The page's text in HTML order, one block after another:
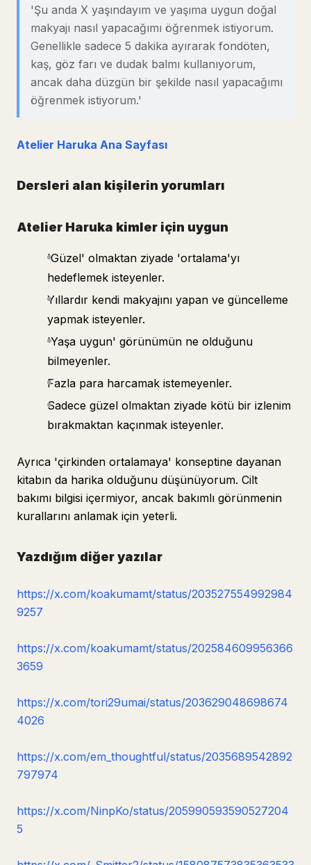
'Şu anda X yaşındayım ve yaşıma uygun doğal
makyajı nasıl yapacağımı öğrenmek istiyorum.
Genellikle sadece 5 dakika ayırarak fondöten,
kaş, göz farı ve dudak balmı kullanıyorum,
ancak daha düzgün bir şekilde nasıl yapacağımı
öğrenmek istiyorum.'
Atelier Haruka Ana Sayfası
Dersleri alan kişilerin yorumları
Atelier Haruka kimler için uygun
'Güzel' olmaktan ziyade 'ortalama'yı
hedeflemek isteyenler.
Yıllardır kendi makyajını yapan ve güncelleme
yapmak isteyenler.
'Yaşa uygun' görünümün ne olduğunu
bilmeyenler.
Fazla para harcamak istemeyenler.
Sadece güzel olmaktan ziyade kötü bir izlenim
bırakmaktan kaçınmak isteyenler.
Ayrıca 'çirkinden ortalamaya' konseptine dayanan
kitabın da harika olduğunu düşünüyorum. Cilt
bakımı bilgisi içermiyor, ancak bakımlı görünmenin
kurallarını anlamak için yeterli.
Yazdığım diğer yazılar
https://x.com/koakumamt/status/203527554992984
9257
https://x.com/koakumamt/status/202584609956366
3659
https://x.com/tori29umai/status/203629048698674
4026
https://x.com/em_thoughtful/status/2035689542892
797974
https://x.com/NinpKo/status/205990593590527204
5